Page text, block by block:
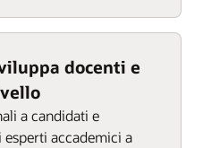
docenti e
a candidati e
accademici a